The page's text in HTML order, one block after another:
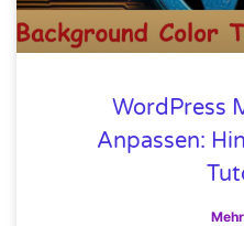
WordPress
Anpassen: